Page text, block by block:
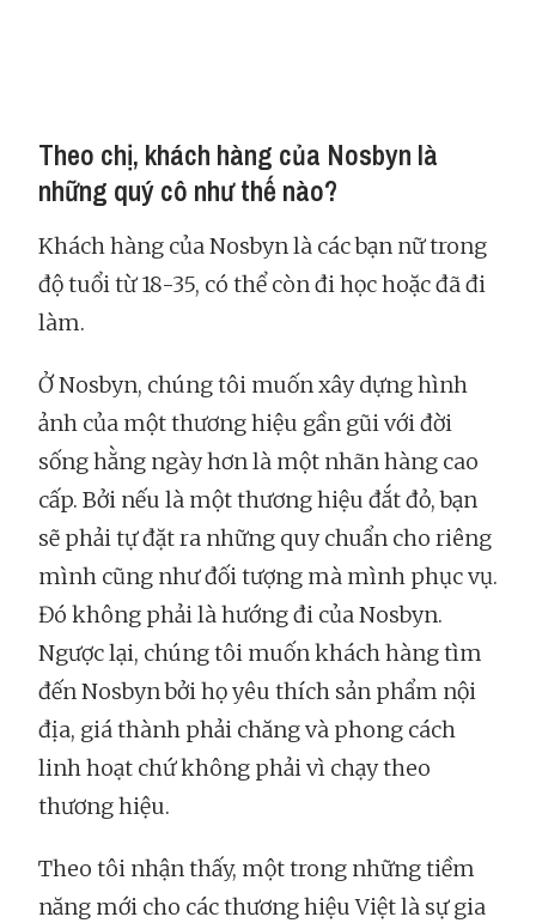
Theo chị, khách hàng của Nosbyn là
những quý cô như thế nào?
Khách hàng của Nosbyn là các bạn nữ trong
độ tuổi từ 18-35, có thể còn đi học hoặc đã đi
làm.
Ở Nosbyn, chúng tôi muốn xây dựng hình
ảnh của một thương hiệu gần gũi với đời
sống hằng ngày hơn là một nhãn hàng cao
cấp. Bởi nếu là một thương hiệu đắt đỏ, bạn
sẽ phải tự đặt ra những quy chuẩn cho riêng
mình cũng như đối tượng mà mình phục vụ.
Đó không phải là hướng đi của Nosbyn.
Ngược lại, chúng tôi muốn khách hàng tìm
đến Nosbyn bởi họ yêu thích sản phẩm nội
địa, giá thành phải chăng và phong cách
linh hoạt chứ không phải vì chạy theo
thương hiệu.
Theo tôi nhận thấy, một trong những tiềm
năng mới cho các thương hiệu Việt là sự gia